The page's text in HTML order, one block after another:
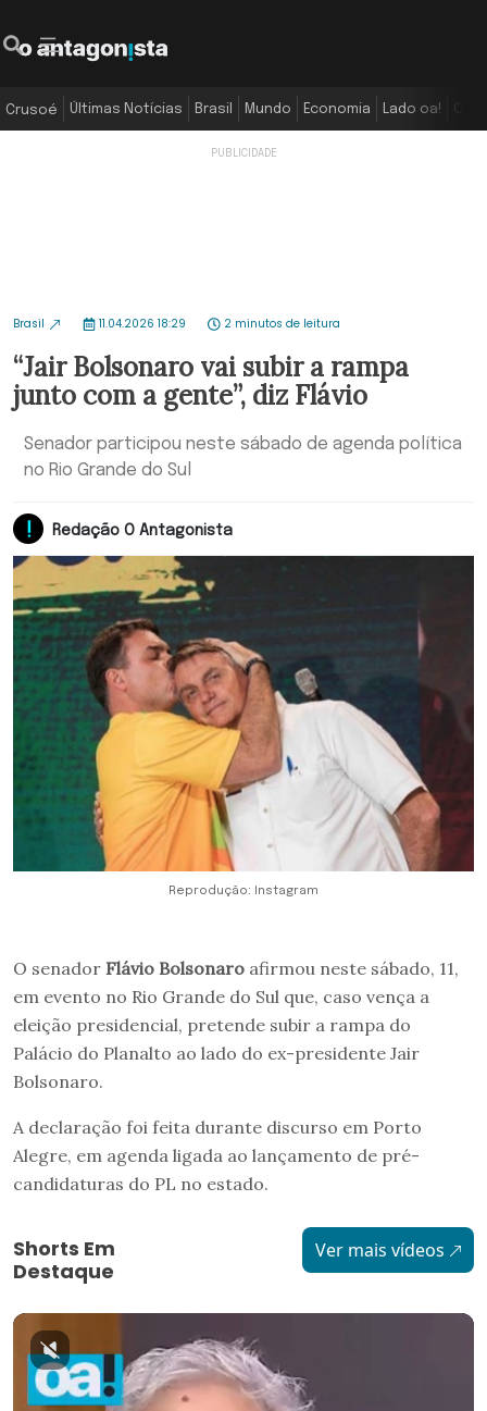
Crusoé Últimas Notícias Brasil Mundo Economia Lado oa!
Brasil 11.04.2026 18:29 2 minutos de leitura
“Jair Bolsonaro vai subir a rampa
junto com a gente”, diz Flávio
Senador participou neste sábado de agenda política
no Rio Grande do Sul
Redação O Antagonista
Reprodução: Instagram
O senador Flávio Bolsonaro afirmou neste sábado, 11,
em evento no Rio Grande do Sul que, caso vença a
eleição presidencial, pretende subir a rampa do
Palácio do Planalto ao lado do ex-presidente Jair
Bolsonaro.
A declaração foi feita durante discurso em Porto
Alegre, em agenda ligada ao lançamento de pré-
candidaturas do PL no estado.
Shorts Em
Destaque
Ver mais vídeos